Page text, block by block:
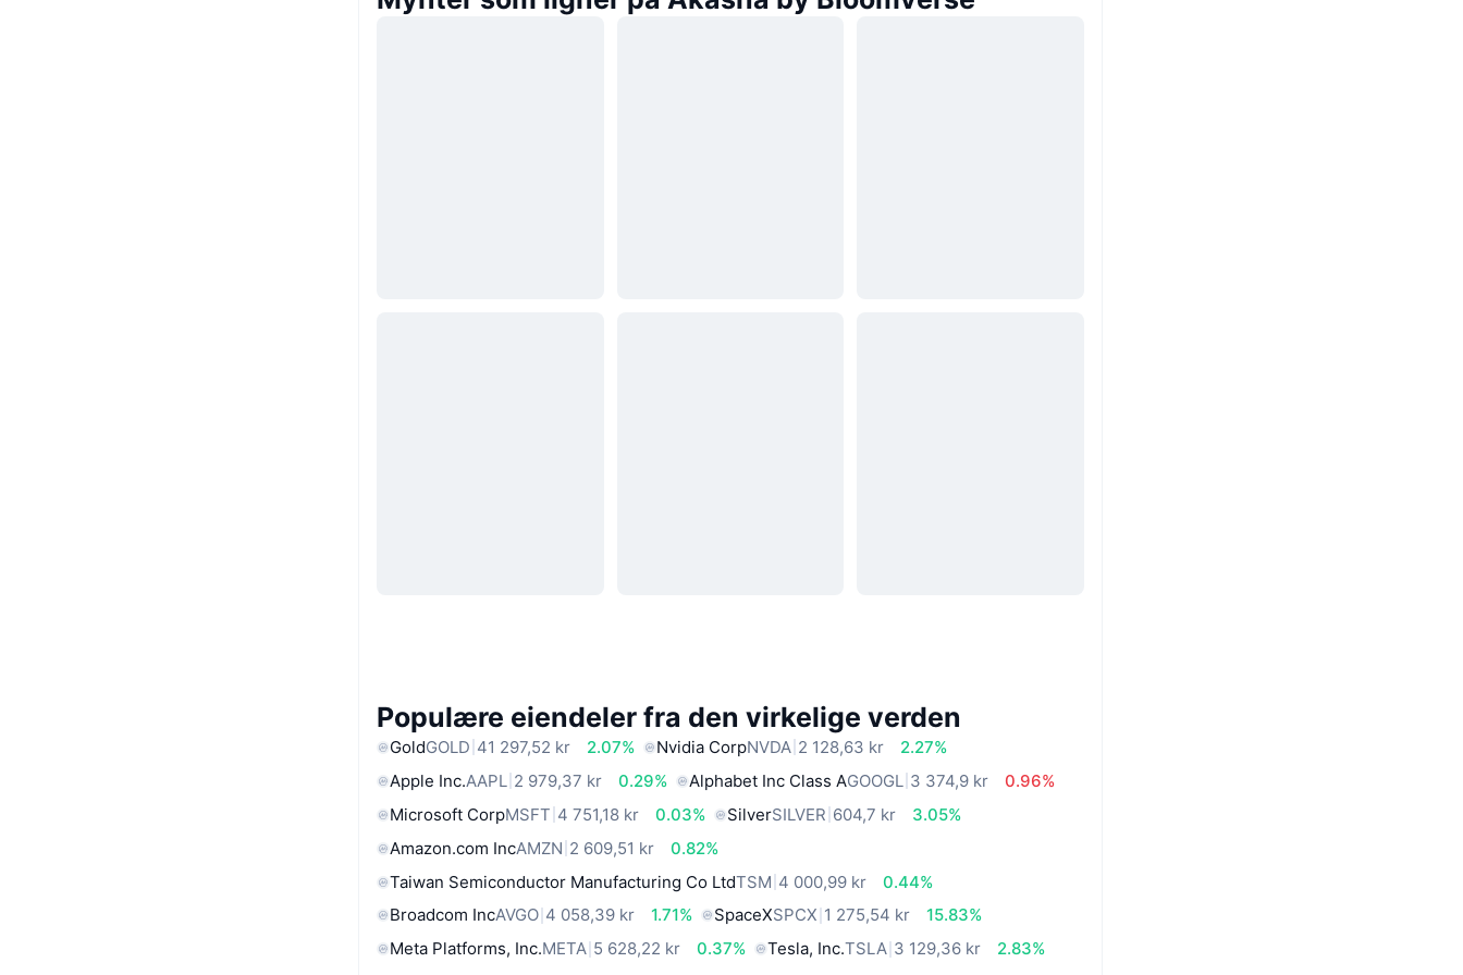
Populære eiendeler fra den virkelige verden
GoldGOLD 41 297,52 kr 2.07% Nvidia CorpNVDA 2 128,63 kr
2.27%
Apple Inc.AAPL 2 979,37 kr 0.29% Alphabet Inc Class AGOOGL 3 374,9 kr
0.96%
Microsoft CorpMSFT 4 751,18 kr 0.03% SilverSILVER 604,7 kr
3.05%
Amazon.com IncAMZN 2 609,51 kr
0.82%
Taiwan Semiconductor Manufacturing Co LtdTSM 4 000,99 kr
0.44%
Broadcom IncAVGO 4 058,39 kr 1.71% SpaceXSPCX 1 275,54 kr
15.83%
Meta Platforms, Inc.META 5 628,22 kr 0.37% Tesla, Inc.TSLA 3 129,36 kr
2.83%